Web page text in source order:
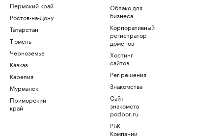
Пермский край
Ростов-на-Дону
Татарстан
Тюмень
Черноземье
Кавказ
Карелия
Мурманск
Приморский
край
Облако для
бизнеса
Корпоративный
регистратор
доменов
Хостинг
сайтов
Рег.решения
Знакомства
Сайт
знакомств
podbor.ru
РБК
Компании